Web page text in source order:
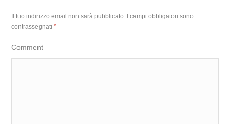
Il tuo indirizzo email non sarà pubblicato.
I campi obbligatori sono
contrassegnati*
Comment